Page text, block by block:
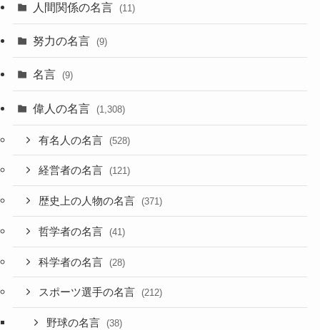
人間関係の名言 (11)
努力の名言 (9)
名言 (9)
偉人の名言 (1,308)
有名人の名言 (528)
経営者の名言 (121)
歴史上の人物の名言 (371)
哲学者の名言 (41)
科学者の名言 (28)
スポーツ選手の名言 (212)
野球の名言 (38)